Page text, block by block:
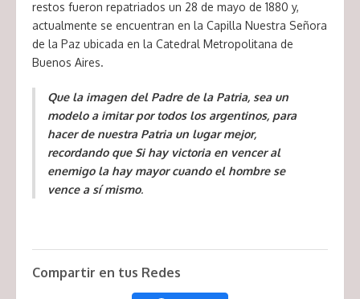
restos fueron repatriados un 28 de mayo de 1880 y,
actualmente se encuentran en la Capilla Nuestra Señora
de la Paz ubicada en la Catedral Metropolitana de
Buenos Aires.
Que la imagen del Padre de la Patria, sea un
modelo a imitar por todos los argentinos, para
hacer de nuestra Patria un lugar mejor,
recordando que Si hay victoria en vencer al
enemigo la hay mayor cuando el hombre se
vence a sí mismo.
Compartir en tus Redes